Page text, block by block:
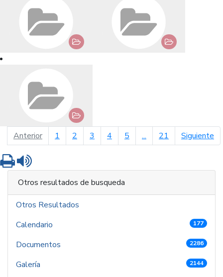
Anteriorpágina anterior
1 2 3 4 5 ... 21 Siguiente
Imprimir
Otros resultados de busqueda
Otros Resultados
Calendario
177
Documentos 2286
Galería 2144